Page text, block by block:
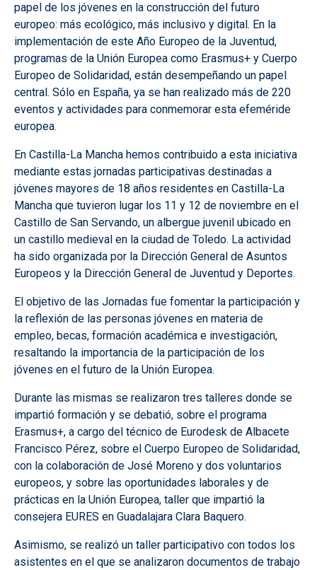
papel de los jóvenes en la construcción del futuro
europeo: más ecológico, más inclusivo y digital. En la
implementación de este Año Europeo de la Juventud,
programas de la Unión Europea como Erasmus+ y Cuerpo
Europeo de Solidaridad, están desempeñando un papel
central. Sólo en España, ya se han realizado más de 220
eventos y actividades para conmemorar esta efeméride
europea.
En Castilla-La Mancha hemos contribuido a esta iniciativa
mediante estas jornadas participativas destinadas a
jóvenes mayores de 18 años residentes en Castilla-La
Mancha que tuvieron lugar los 11 y 12 de noviembre en el
Castillo de San Servando, un albergue juvenil ubicado en
un castillo medieval en la ciudad de Toledo. La actividad
ha sido organizada por la Dirección General de Asuntos
Europeos y la Dirección General de Juventud y Deportes.
El objetivo de las Jornadas fue fomentar la participación y
la reflexión de las personas jóvenes en materia de
empleo, becas, formación académica e investigación,
resaltando la importancia de la participación de los
jóvenes en el futuro de la Unión Europea.
Durante las mismas se realizaron tres talleres donde se
impartió formación y se debatió, sobre el programa
Erasmus+, a cargo del técnico de Eurodesk de Albacete
Francisco Pérez, sobre el Cuerpo Europeo de Solidaridad,
con la colaboración de José Moreno y dos voluntarios
europeos, y sobre las oportunidades laborales y de
prácticas en la Unión Europea, taller que impartió la
consejera EURES en Guadalajara Clara Baquero.
Asimismo, se realizó un taller participativo con todos los
asistentes en el que se analizaron documentos de trabajo